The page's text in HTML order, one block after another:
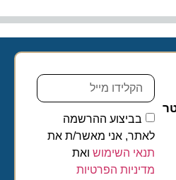
בביצוע ההרשמה
לאתר, אני מאשר/ת את
תנאי השימושואת
מדיניות הפרטיות